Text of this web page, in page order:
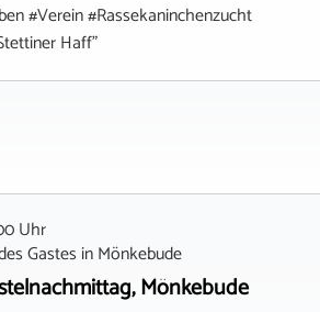
#Verein #Rassekaninchenzucht
Haff"
Uhr
Gastes inMönkebude
Mönkebude